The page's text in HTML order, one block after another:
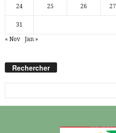
24 25 26 27
31
« Nov Jan »
Rechercher